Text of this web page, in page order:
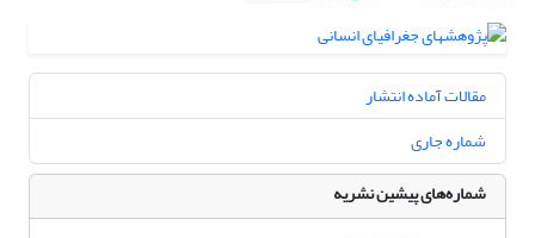
مقالات آماده انتشار
شماره جاری
شماره‌های پیشین نشریه